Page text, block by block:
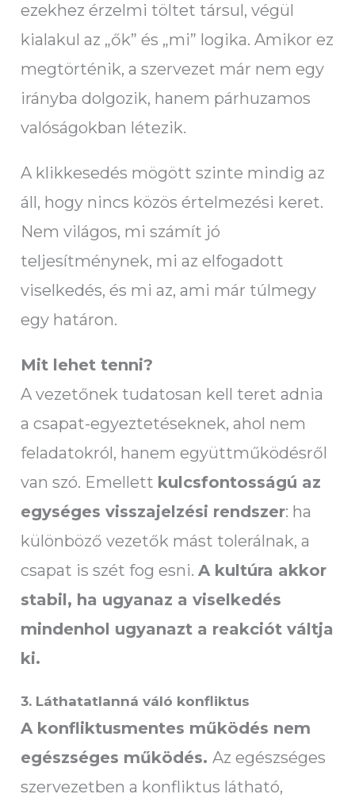
ezekhez érzelmi töltet társul, végül
kialakul az „ők” és „mi” logika. Amikor ez
megtörténik, a szervezet már nem egy
irányba dolgozik, hanem párhuzamos
valóságokban létezik.
A klikkesedés mögött szinte mindig az
áll, hogy nincs közös értelmezési keret.
Nem világos, mi számít jó
teljesítménynek, mi az elfogadott
viselkedés, és mi az, ami már túlmegy
egy határon.
Mit lehet tenni?
A vezetőnek tudatosan kell teret adnia
a csapat-egyeztetéseknek, ahol nem
feladatokról, hanem együttműködésről
van szó. Emellett kulcsfontosságú az
egységes visszajelzési rendszer: ha
különböző vezetők mást tolerálnak, a
csapat is szét fog esni.A kultúra akkor
stabil, ha ugyanaz a viselkedés
mindenhol ugyanazt a reakciót váltja
ki.
3. Láthatatlanná váló konfliktus
A konfliktusmentes működés nem
egészséges működés.Az egészséges
szervezetben a konfliktus látható,